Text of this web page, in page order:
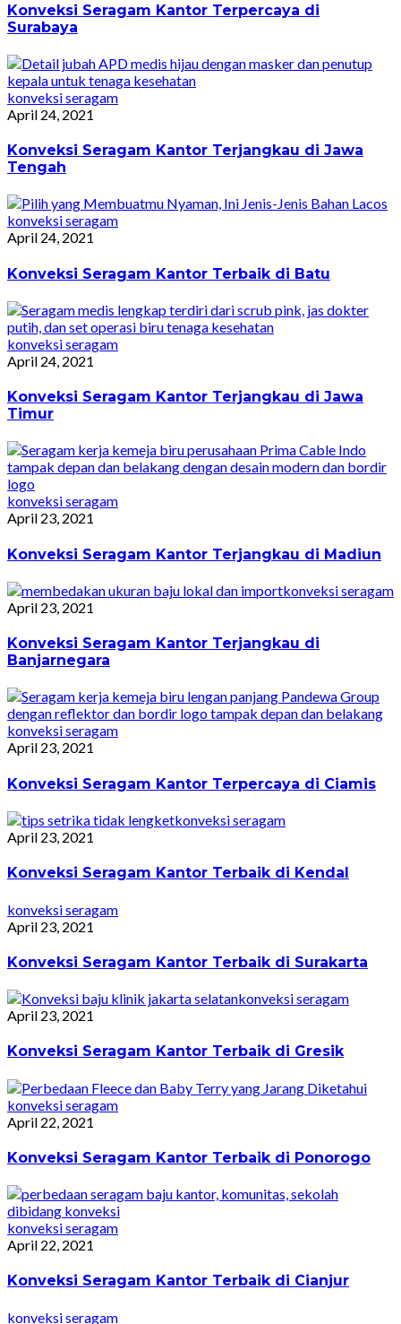
Konveksi Seragam Kantor Terpercaya di
Surabaya
konveksi seragam
April 24, 2021
Konveksi Seragam Kantor Terjangkau di Jawa
Tengah
konveksi seragam
April 24, 2021
Konveksi Seragam Kantor Terbaik di Batu
konveksi seragam
April 24, 2021
Konveksi Seragam Kantor Terjangkau di Jawa
Timur
konveksi seragam
April 23, 2021
Konveksi Seragam Kantor Terjangkau di Madiun
konveksi seragam
April 23, 2021
Konveksi Seragam Kantor Terjangkau di
Banjarnegara
konveksi seragam
April 23, 2021
Konveksi Seragam Kantor Terpercaya di Ciamis
konveksi seragam
April 23, 2021
Konveksi Seragam Kantor Terbaik di Kendal
konveksi seragam
April 23, 2021
Konveksi Seragam Kantor Terbaik di Surakarta
konveksi seragam
April 23, 2021
Konveksi Seragam Kantor Terbaik di Gresik
konveksi seragam
April 22, 2021
Konveksi Seragam Kantor Terbaik di Ponorogo
konveksi seragam
April 22, 2021
Konveksi Seragam Kantor Terbaik di Cianjur
konveksi seragam